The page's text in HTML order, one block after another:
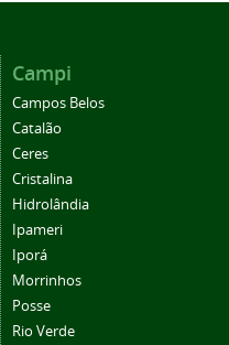
Campi
Campos Belos
Catalão
Ceres
Cristalina
Hidrolândia
Ipameri
Iporá
Morrinhos
Posse
Rio Verde